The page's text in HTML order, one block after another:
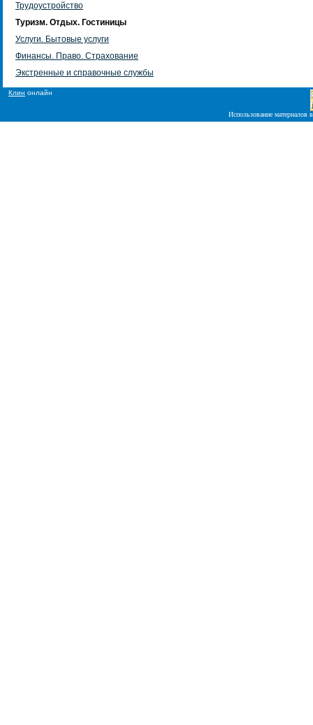
Трудоустройство
Туризм. Отдых. Гостиницы
Услуги. Бытовые услуги
Финансы. Право. Страхование
Экстренные и справочные службы
Клин онлайн
Использование материалов